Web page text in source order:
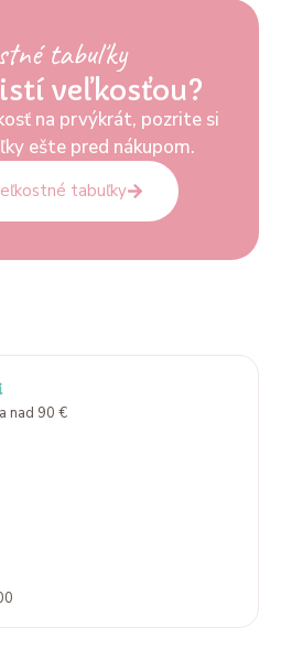
tabuľky
veľkosťou?
na prvýkrát, pozrite si
ešte pred nákupom.
tabuľky
nad 90 €